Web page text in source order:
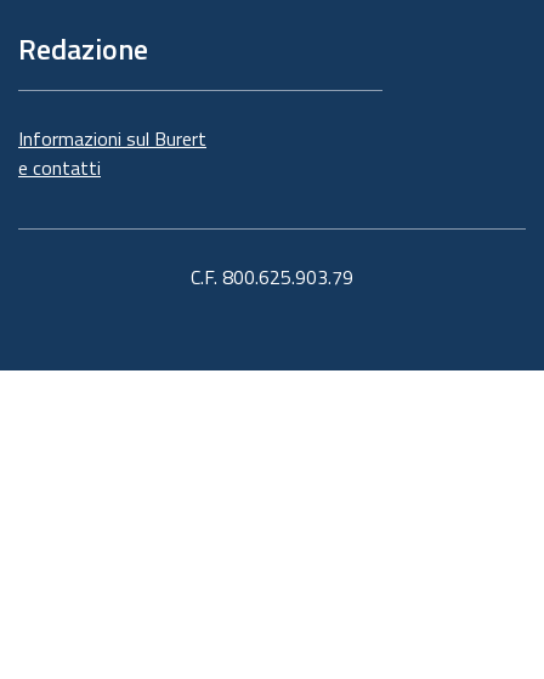
Redazione
Informazioni sul Burert
e contatti
C.F. 800.625.903.79